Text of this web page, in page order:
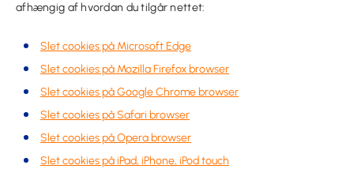
afhængig af hvordan du tilgår nettet:
Slet cookies på Microsoft Edge
Slet cookies på Mozilla Firefox browser
Slet cookies på Google Chrome browser
Slet cookies på Safari browser
Slet cookies på Opera browser
Slet cookies på iPad, iPhone, iPod touch